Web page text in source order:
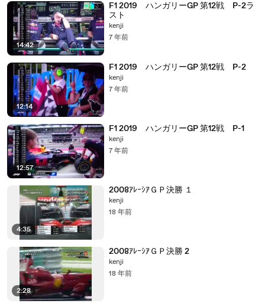
14:42
F1 2019 ハンガリーGP 第12戦 P-2ラ
スト
kenji
7 年前
12:14
F1 2019 ハンガリーGP 第12戦 P-2
kenji
7 年前
12:57
F1 2019 ハンガリーGP 第12戦 P-1
kenji
7 年前
4:35
2008ｱﾚｰｼｱＧＰ決勝 １
kenji
18 年前
2:28
2008ｱﾚｰｼｱＧＰ決勝 2
kenji
18 年前